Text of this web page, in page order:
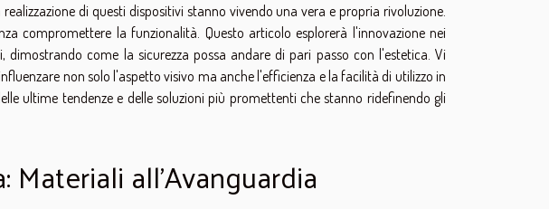
di questi dispositivi stanno vivendo una vera e propria rivoluzione.
compromettere la funzionalità. Questo articolo esplorerà l'innovazione nei
come la sicurezza possa andare di pari passo con l'estetica. Vi
non solo l'aspetto visivo ma anche l'efficienza e la facilità di utilizzo in
ultime tendenze e delle soluzioni più promettenti che stanno ridefinendo gli
Materiali all'Avanguardia